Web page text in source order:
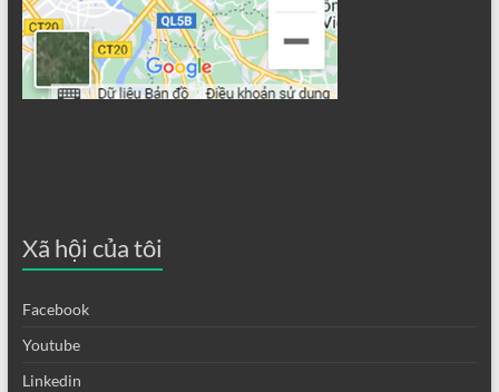
Xã hội của tôi
Facebook
Youtube
Linkedin